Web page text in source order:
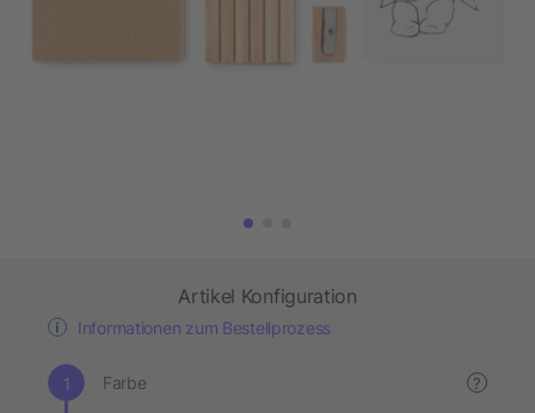
Artikel Konfiguration
Informationen zum Bestellprozess
Farbe ?